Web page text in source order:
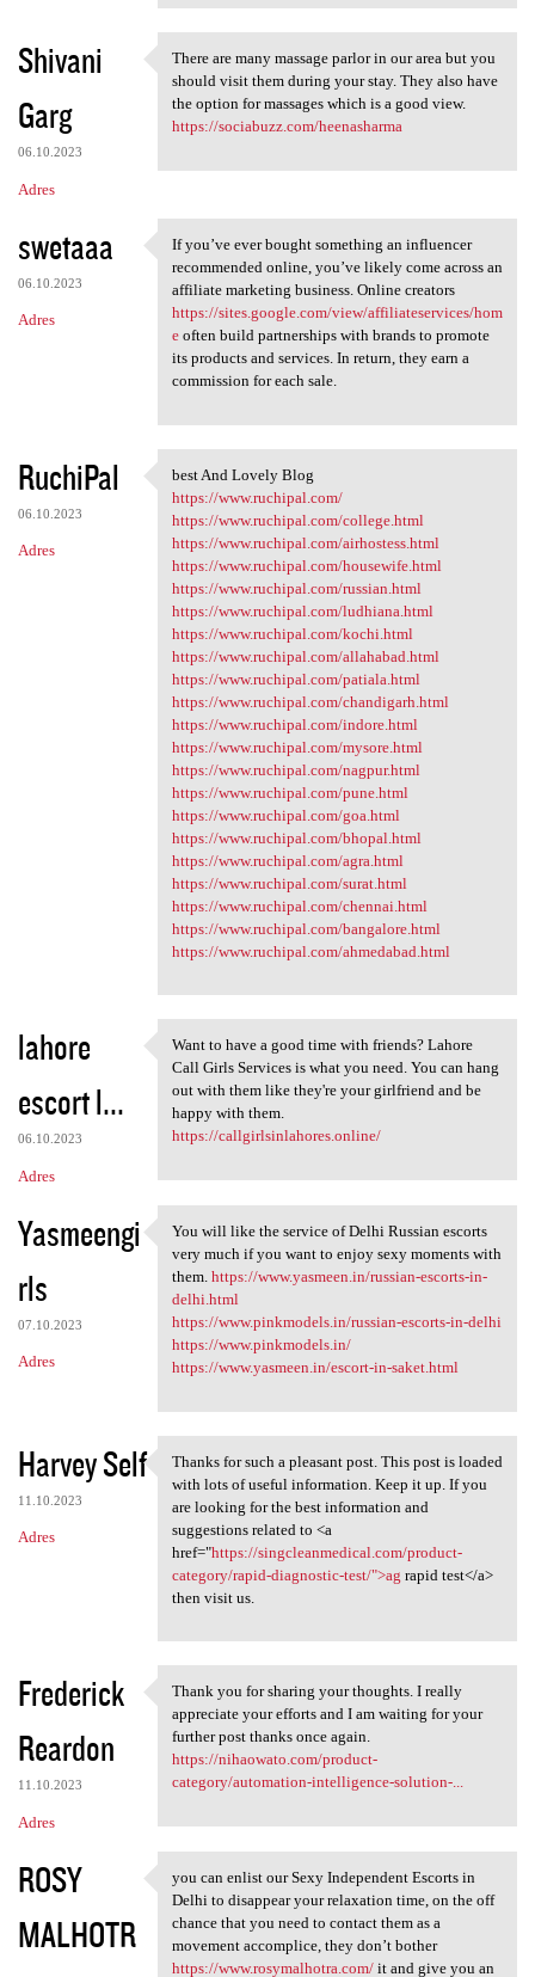
r
e
Shivani
Garg
06.10.2023
Adres
There are many massage parlor
There are many massage parlor in our area but you
should visit them during your stay. They also have
the option for massages which is a good view.
https://sociabuzz.com/heenasharma
swetaaa
06.10.2023
Adres
If you’ve ever bought
If you’ve ever bought something an influencer
recommended online, you’ve likely come across an
affiliate marketing business. Online creators
https://sites.google.com/view/affiliateservices/hom
eoften build partnerships with brands to promote
its products and services. In return, they earn a
commission for each sale.
RuchiPal
06.10.2023
Adres
best And Lovely Blog
best And Lovely Blog
https://www.ruchipal.com/
https://www.ruchipal.com/college.html
https://www.ruchipal.com/airhostess.html
https://www.ruchipal.com/housewife.html
https://www.ruchipal.com/russian.html
https://www.ruchipal.com/ludhiana.html
https://www.ruchipal.com/kochi.html
https://www.ruchipal.com/allahabad.html
https://www.ruchipal.com/patiala.html
https://www.ruchipal.com/chandigarh.html
https://www.ruchipal.com/indore.html
https://www.ruchipal.com/mysore.html
https://www.ruchipal.com/nagpur.html
https://www.ruchipal.com/pune.html
https://www.ruchipal.com/goa.html
https://www.ruchipal.com/bhopal.html
https://www.ruchipal.com/agra.html
https://www.ruchipal.com/surat.html
https://www.ruchipal.com/chennai.html
https://www.ruchipal.com/bangalore.html
https://www.ruchipal.com/ahmedabad.html
lahore
escort l...
06.10.2023
Adres
Want to have a good time with
Want to have a good time with friends? Lahore
Call Girls Services is what you need. You can hang
out with them like they're your girlfriend and be
happy with them.
https://callgirlsinlahores.online/
Yasmeengi
rls
07.10.2023
Adres
You will like the service of
You will like the service of Delhi Russian escorts
very much if you want to enjoy sexy moments with
them. https://www.yasmeen.in/russian-escorts-in-
delhi.html
https://www.pinkmodels.in/russian-escorts-in-delhi
https://www.pinkmodels.in/
https://www.yasmeen.in/escort-in-saket.html
Harvey Self
11.10.2023
Adres
Thanks for such a pleasant
Thanks for such a pleasant post. This post is loaded
with lots of useful information. Keep it up. If you
are looking for the best information and
suggestions related to <a
href="https://singcleanmedical.com/product-
category/rapid-diagnostic-test/">ag rapid test</a>
then visit us.
Frederick
Reardon
11.10.2023
Adres
Thank you for sharing your
Thank you for sharing your thoughts. I really
appreciate your efforts and I am waiting for your
further post thanks once again.
https://nihaowato.com/product-
category/automation-intelligence-solution-...
ROSY
MALHOTR
you can enlist our Sexy
you can enlist our Sexy Independent Escorts in
Delhi to disappear your relaxation time, on the off
chance that you need to contact them as a
movement accomplice, they don’t bother
https://www.rosymalhotra.com/it and give you an